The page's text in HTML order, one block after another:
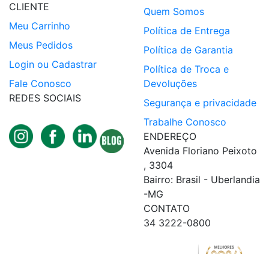
CLIENTE
Meu Carrinho
Meus Pedidos
Login ou Cadastrar
Fale Conosco
REDES SOCIAIS
Quem Somos
Política de Entrega
Política de Garantia
Política de Troca e
Devoluções
Segurança e privacidade
Trabalhe Conosco
ENDEREÇO
Avenida Floriano Peixoto
, 3304
Bairro: Brasil - Uberlandia
-MG
CONTATO
34 3222-0800